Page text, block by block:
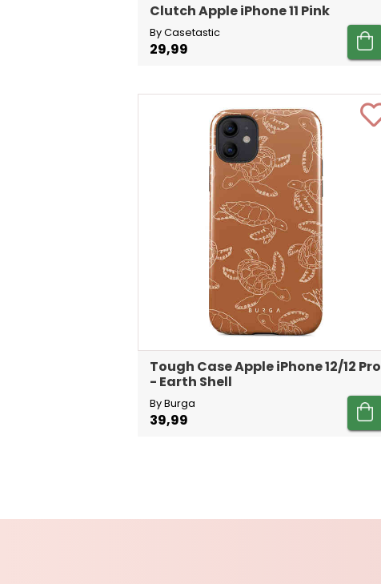
Clutch Apple iPhone 11 Pink
By Casetastic
29,99
Tough Case Apple iPhone 12/12 Pro
- Earth Shell
By Burga
39,99